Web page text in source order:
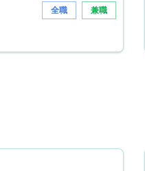
全職 兼職